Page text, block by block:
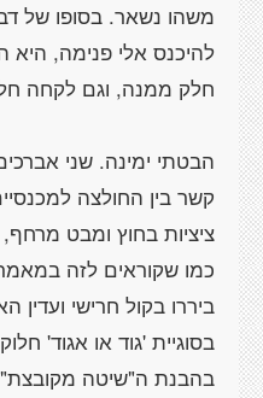
משהו נשאר. בסופו של
להיכנס אלי פנימה, היא
הבטתי ימינה. שני
קשר בין החולצה
ציציות בחוץ ומבט
כמו שקוראים לזה
ביררו בקול חרישי
בסוגיית 'גוד או אגוד'
בהבנת ה"שיטה מקובצת"